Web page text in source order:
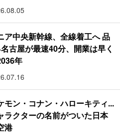
ア中央新幹線、全線着工へ 品
古屋が最速40分、開業は早く
年
モン・コナン・ハローキティ...
ラクターの名前がついた日本
港